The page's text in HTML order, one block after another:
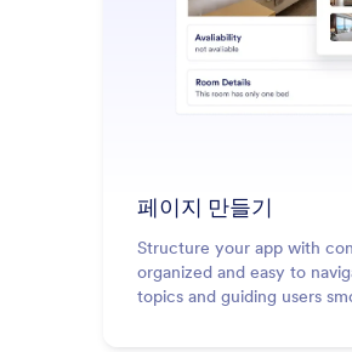
더
페이지 만들기
Structure your app with
organized and easy to
topics and guiding users